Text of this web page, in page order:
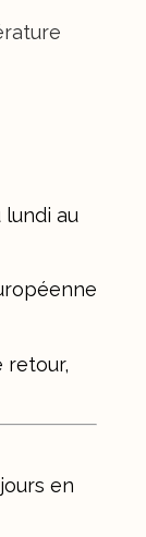
lundi au
retour,
en